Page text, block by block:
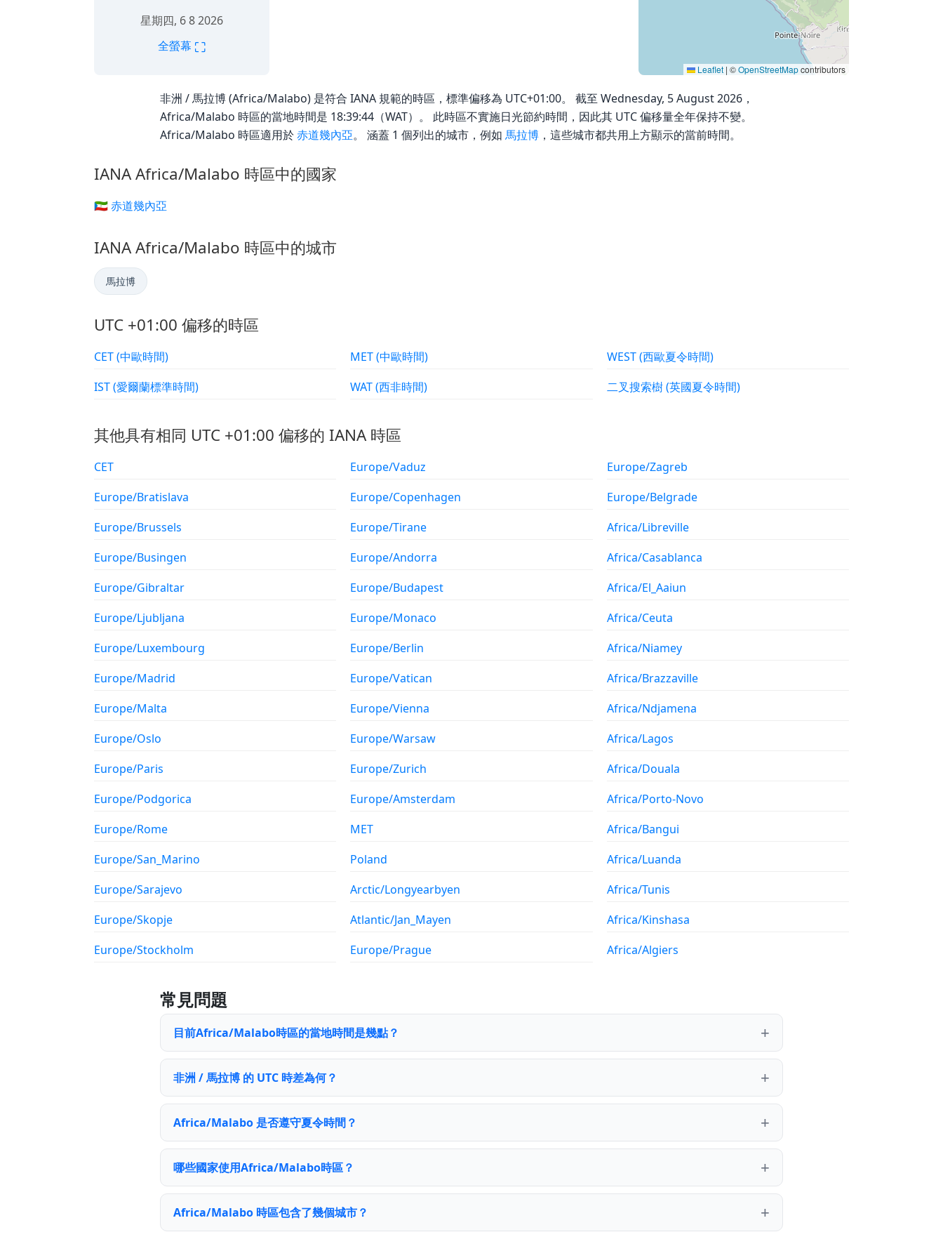
星期四, 6 8 2026
全螢幕 ⛶
Leaflet | ©OpenStreetMapcontributors
非洲 / 馬拉博 (Africa/Malabo) 是符合 IANA 規範的時區，標準偏移為 UTC+01:00。 截至 Wednesday, 5 August 2026，
Africa/Malabo 時區的當地時間是 18:39:44（WAT）。 此時區不實施日光節約時間，因此其 UTC 偏移量全年保持不變。
Africa/Malabo 時區適用於赤道幾內亞。 涵蓋 1 個列出的城市，例如 馬拉博 ，這些城市都共用上方顯示的當前時間。
IANA Africa/Malabo 時區中的國家
🇬🇶 赤道幾內亞
IANA Africa/Malabo 時區中的城市
馬拉博
UTC +01:00 偏移的時區
CET (中歐時間)
IST (愛爾蘭標準時間)
MET (中歐時間)
WAT (西非時間)
WEST (西歐夏令時間)
二叉搜索樹 (英國夏令時間)
其他具有相同 UTC +01:00 偏移的 IANA 時區
CET
Europe/Bratislava
Europe/Brussels
Europe/Busingen
Europe/Gibraltar
Europe/Ljubljana
Europe/Luxembourg
Europe/Madrid
Europe/Malta
Europe/Oslo
Europe/Paris
Europe/Podgorica
Europe/Rome
Europe/San_Marino
Europe/Sarajevo
Europe/Skopje
Europe/Stockholm
Europe/Vaduz
Europe/Copenhagen
Europe/Tirane
Europe/Andorra
Europe/Budapest
Europe/Monaco
Europe/Berlin
Europe/Vatican
Europe/Vienna
Europe/Warsaw
Europe/Zurich
Europe/Amsterdam
MET
Poland
Arctic/Longyearbyen
Atlantic/Jan_Mayen
Europe/Prague
Europe/Zagreb
Europe/Belgrade
Africa/Libreville
Africa/Casablanca
Africa/El_Aaiun
Africa/Ceuta
Africa/Niamey
Africa/Brazzaville
Africa/Ndjamena
Africa/Lagos
Africa/Douala
Africa/Porto-Novo
Africa/Bangui
Africa/Luanda
Africa/Tunis
Africa/Kinshasa
Africa/Algiers
常見問題
目前Africa/Malabo時區的當地時間是幾點？
非洲 / 馬拉博 的 UTC 時差為何？
Africa/Malabo 是否遵守夏令時間？
哪些國家使用Africa/Malabo時區？
Africa/Malabo 時區包含了幾個城市？